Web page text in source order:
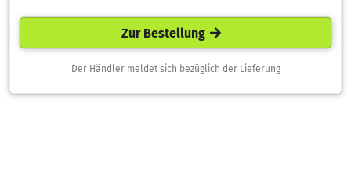
Zur Bestellung
Der Händler meldet sich bezüglich der Lieferung